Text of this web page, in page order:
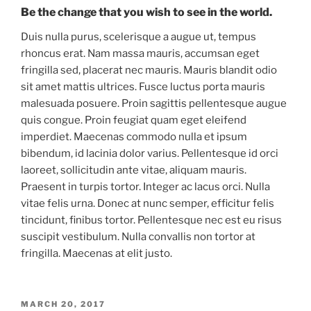
Be the change that you wish to see in the world.
Duis nulla purus, scelerisque a augue ut, tempus
rhoncus erat. Nam massa mauris, accumsan eget
fringilla sed, placerat nec mauris. Mauris blandit odio
sit amet mattis ultrices. Fusce luctus porta mauris
malesuada posuere. Proin sagittis pellentesque augue
quis congue. Proin feugiat quam eget eleifend
imperdiet. Maecenas commodo nulla et ipsum
bibendum, id lacinia dolor varius. Pellentesque id orci
laoreet, sollicitudin ante vitae, aliquam mauris.
Praesent in turpis tortor. Integer ac lacus orci. Nulla
vitae felis urna. Donec at nunc semper, efficitur felis
tincidunt, finibus tortor. Pellentesque nec est eu risus
suscipit vestibulum. Nulla convallis non tortor at
fringilla. Maecenas at elit justo.
POSTED
MARCH 20, 2017